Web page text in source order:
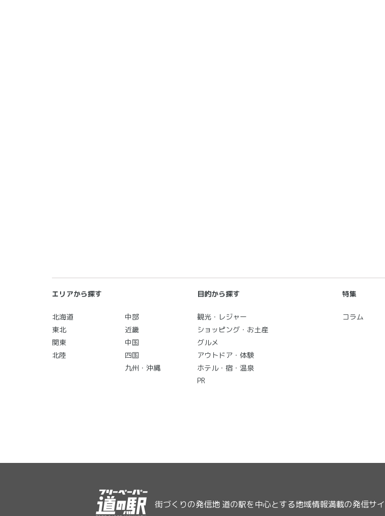
エリアから探す
北海道
東北
関東
北陸
中部
近畿
中国
四国
九州・沖縄
目的から探す
観光・レジャー
ショッピング・お土産
グルメ
アウトドア・体験
ホテル・宿・温泉
PR
特集
コラム
街づくりの発信地 道の駅を中心とする地域情報満載の発信サ